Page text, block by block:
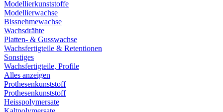
Modellierkunststoffe
Modellierwachse
Bissnehmewachse
Wachsdrähte
Platten- & Gusswachse
Wachsfertigteile & Retentionen
Sonstiges
Wachsfertigteile, Profile
Alles anzeigen
Prothesenkunststoff
Prothesenkunststoff
Heisspolymersate